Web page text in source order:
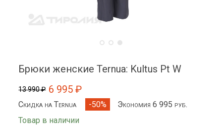
Брюки женские Ternua: Kultus Pt W
13 990 ₽ 6 995 ₽
Скидка на Ternua -50%
Экономия 6 995 руб.
Товар в наличии